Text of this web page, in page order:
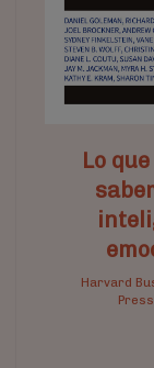
Lo
Harvard
Press